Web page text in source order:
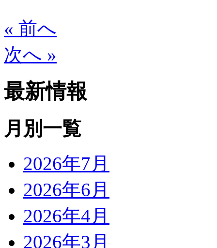
« 前へ
次へ »
最新情報
月別一覧
2026年7月
2026年6月
2026年4月
2026年3月